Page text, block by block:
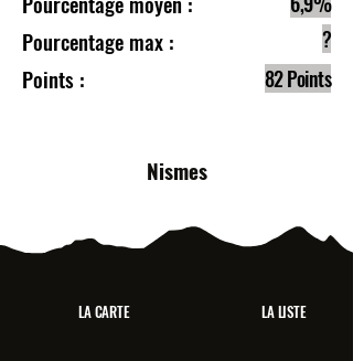
Pourcentage max :
Points :
?
82 Points
Nismes
LA CARTE LA LISTE